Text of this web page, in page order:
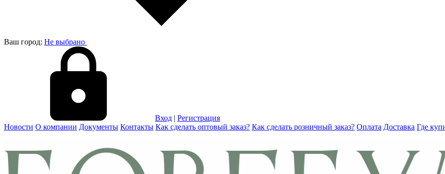
Ваш город: Не выбрано
Вход | Регистрация
Новости О компании Документы Контакты Как сделать оптовый заказ? Как сделать розничный заказ? Оплата Доставка Где